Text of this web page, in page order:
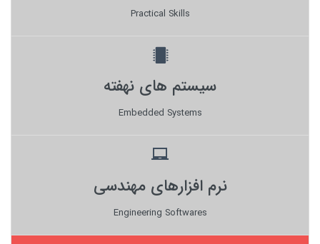
Practical Skills
سیستم های نهفته
Embedded Systems
laptop_chromebook
نرم افزارهای مهندسی
Engineering Softwares